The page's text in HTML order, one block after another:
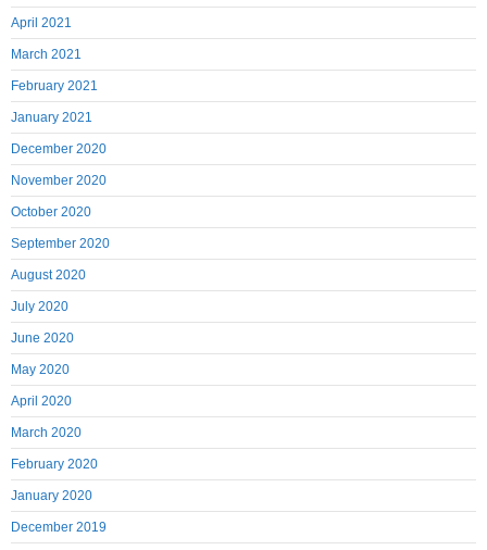
April 2021
March 2021
February 2021
January 2021
December 2020
November 2020
October 2020
September 2020
August 2020
July 2020
June 2020
May 2020
April 2020
March 2020
February 2020
January 2020
December 2019